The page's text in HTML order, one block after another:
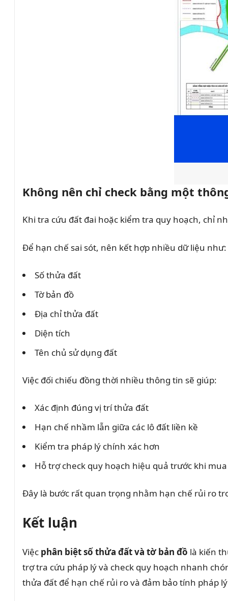
Không nên chỉ check bằng một
Khi tra cứu đất đai hoặc kiểm tra quy hoạch, chỉ
Để hạn chế sai sót, nên kết hợp nhiều dữ liệu như:
Số thửa đất
Tờ bản đồ
Địa chỉ thửa đất
Diện tích
Tên chủ sử dụng đất
Việc đối chiếu đồng thời nhiều thông tin sẽ giúp:
Xác định đúng vị trí thửa đất
Hạn chế nhầm lẫn giữa các lô đất liền kề
Kiểm tra pháp lý chính xác hơn
Hỗ trợ check quy hoạch hiệu quả trước khi
Đây là bước rất quan trọng nhằm hạn chế rủi ro
Kết luận
Việc phân biệt số thửa đất và tờ bản đồ là kiến
trợ tra cứu pháp lý và check quy hoạch nhanh
thửa đất để hạn chế rủi ro và đảm bảo tính pháp